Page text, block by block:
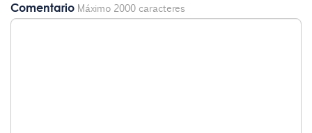
Comentario Máximo 2000 caracteres